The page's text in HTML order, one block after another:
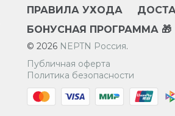
ПРАВИЛА УХОДА
БОНУСНАЯ ПРОГРАММА 🎁
© 2026 NEPTN Россия.
Публичная оферта
Политика безопасности